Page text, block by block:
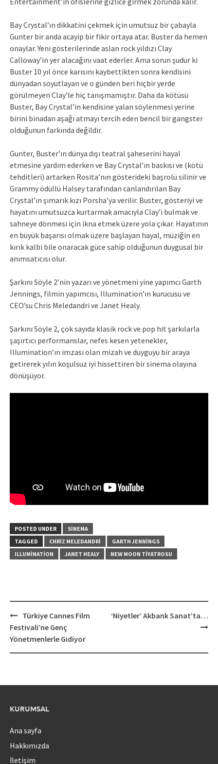
Bay Crystal’ın dikkatini çekmek için umutsuz bir çabayla
Gunter bir anda acayip bir fikir ortaya atar. Buster da hemen
onaylar. Yeni gösterilerinde aslan rock yıldızı Clay
Calloway’in yer alacağını vaat ederler. Ama sorun şudur ki
Buster 10 yıl önce karısını kaybettikten sonra kendisini
dünyadan soyutlayan ve o günden beri hiçbir yerde
görülmeyen Clay’le hiç tanışmamıştır. Daha da kötüsü
Buster, Bay Crystal’in kendisine yalan söylenmesi yerine
birini binadan aşağı atmayı tercih eden bencil bir gangster
olduğunun farkında değildir.
Gunter, Buster’ın dünya dışı teatral şaheserini hayal
etmesine yardım ederken ve Bay Crystal’ın baskısı ve (kötü
tehditleri) artarken Rosita’nın gösterideki başrolü silinir ve
Grammy ödüllü Halsey tarafından canlandırılan Bay
Crystal’ın şımarık kızı Porsha’ya verilir. Buster, gösteriyi ve
hayatını umutsuzca kurtarmak amacıyla Clay’i bulmak ve
sahneye dönmesi için ikna etmek üzere yola çıkar. Hayatının
en büyük başarısı olmak üzere başlayan hayal, müziğin en
kırık kalbi bile onaracak güce sahip olduğunun duygusal bir
anımsatıcısı olur.
Şarkını Söyle 2’nin yazarı ve yönetmeni yine yapımcı Garth
Jennings, filmin yapımcısı, Illumination’ın kurucusu ve
CEO’su Chris Meledandri ve Janet Healy.
Şarkını Söyle 2, çok sayıda klasik rock ve pop hit şarkılarla
şaşırtıcı performanslar, nefes kesen yetenekler,
Illumination’ın imzası olan mizah ve duyguyu bir araya
getirerek yılın koşulsuz iyi hissettiren bir sinema olayına
dönüşüyor.
POSTED UNDER
SINEMA
TAGGED
CHRIZ MELEDANDRI
GARTH JENNINGS
ILLUMINATION
JANET HEALY NEW MOON TIYATROSU
Post
navigation
Türkiye Cannes Film
Festivali’ne Genç
Yönetmenlerle Gidiyor
‘Niyetler’ Akbank Sanat’ta…
KURUMSAL
Ana sayfa
Hakkımızda
İletişim